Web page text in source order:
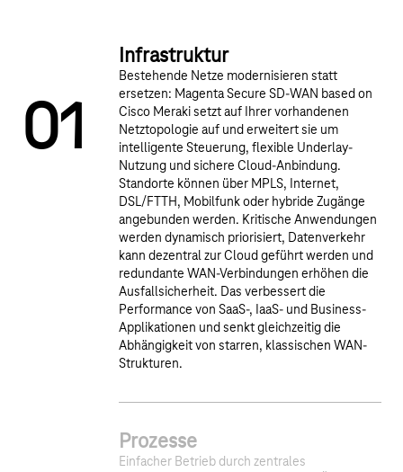
01
Infrastruktur
Bestehende Netze modernisieren statt
ersetzen: Magenta Secure SD-WAN based on
Cisco Meraki setzt auf Ihrer vorhandenen
Netztopologie auf und erweitert sie um
intelligente Steuerung, flexible Underlay-
Nutzung und sichere Cloud-Anbindung.
Standorte können über MPLS, Internet,
DSL/FTTH, Mobilfunk oder hybride Zugänge
angebunden werden. Kritische Anwendungen
werden dynamisch priorisiert, Datenverkehr
kann dezentral zur Cloud geführt werden und
redundante WAN-Verbindungen erhöhen die
Ausfallsicherheit. Das verbessert die
Performance von SaaS-, IaaS- und Business-
Applikationen und senkt gleichzeitig die
Abhängigkeit von starren, klassischen WAN-
Strukturen.
Prozesse
Einfacher Betrieb durch zentrales